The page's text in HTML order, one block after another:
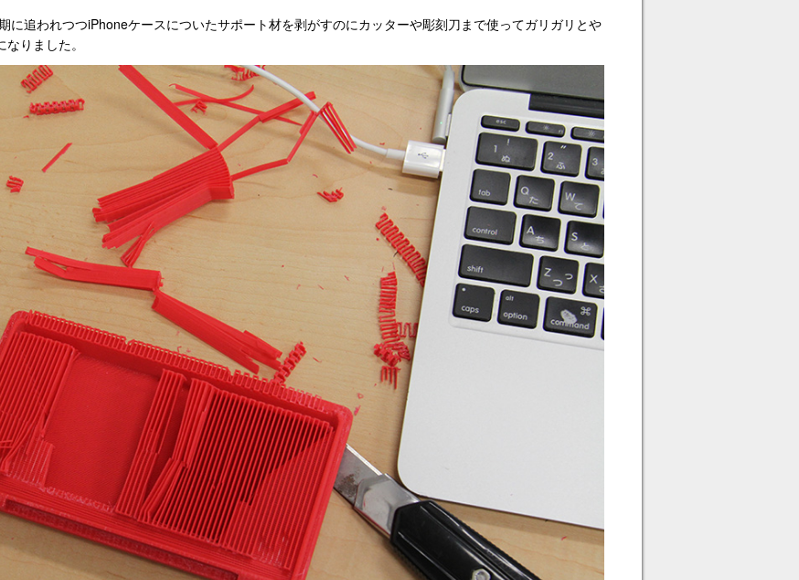
に追われつつiPhoneケースについたサポート材を剥がすのにカッターや彫刻刀まで使ってガリガリとや
りました。